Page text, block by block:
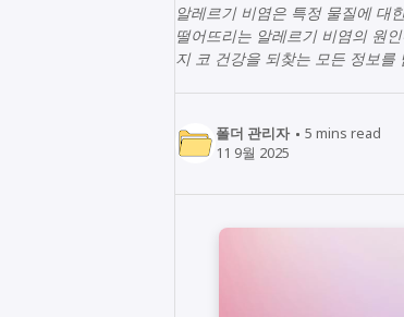
알레르기 비염은 특정 물질에 대
떨어뜨리는 알레르기 비염의 원
지 코 건강을 되찾는 모든 정보를
폴더 관리자 5 mins read
11 9월 2025